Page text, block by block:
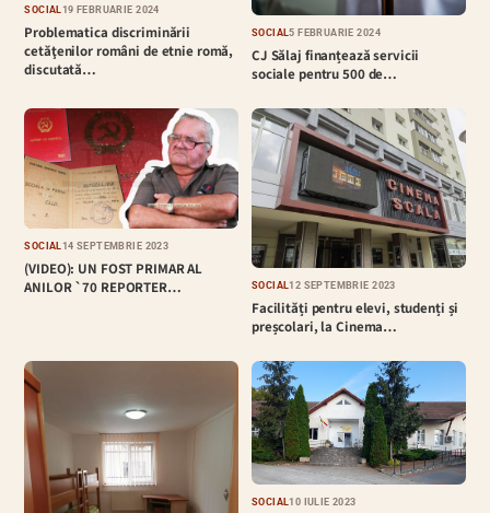
SOCIAL19 FEBRUARIE 2024
Problematica discriminării
cetăţenilor români de etnie romă,
discutată…
SOCIAL5 FEBRUARIE 2024
CJ Sălaj finanțează servicii
sociale pentru 500 de…
SOCIAL 14 SEPTEMBRIE 2023
(VIDEO): UN FOST PRIMAR AL
ANILOR `70 REPORTER…
SOCIAL12 SEPTEMBRIE 2023
Facilități pentru elevi, studenți și
preșcolari, la Cinema…
SOCIAL10 IULIE 2023